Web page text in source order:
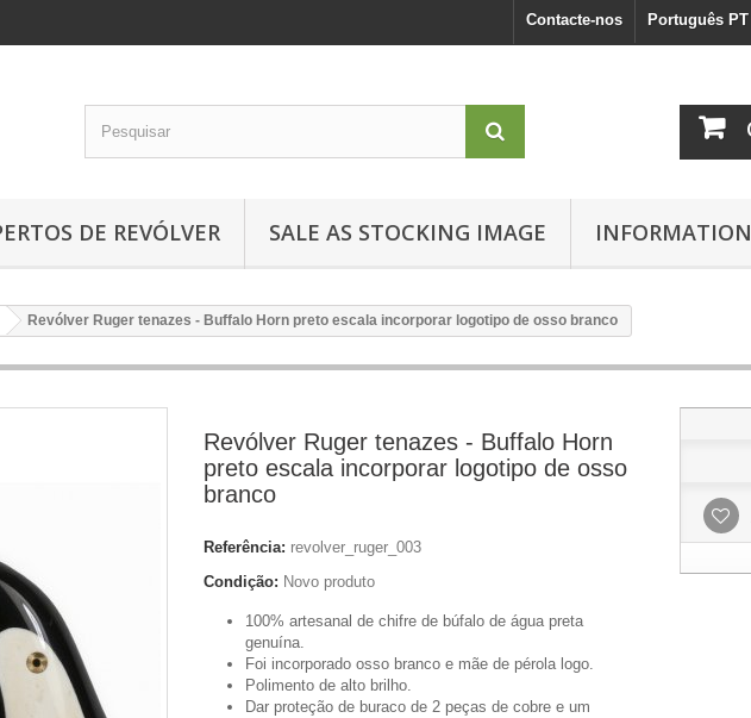
Português PT
Contacte-nos
DE REVÓLVER SALE AS STOCKING IMAGE
Revólver Ruger tenazes - Buffalo Horn preto escala incorporar logotipo de osso branco
Revólver Ruger tenazes - Buffalo Horn
preto escala incorporar logotipo de osso
branco
Referência: revolver_ruger_003
Condição: Novo produto
100% artesanal de chifre de búfalo de água preta
genuína.
Foi incorporado osso branco e mãe de pérola logo.
Polimento de alto brilho.
Dar proteção de buraco de 2 peças de cobre e um